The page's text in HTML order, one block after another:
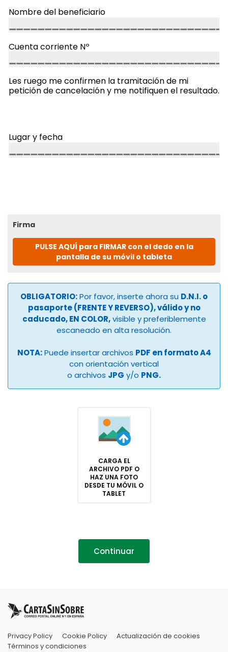
Nombre del beneficiario
Cuenta corriente Nº
Les ruego me confirmen la tramitación de mi
petición de cancelación y me notifiquen el resultado.
Lugar y fecha
Firma
PULSE AQUÍ para FIRMAR con el dedo en la
pantalla de su móvil o tableta
OBLIGATORIO:Por favor, inserte ahora su D.N.I. o
pasaporte (FRENTE Y REVERSO), válido y no
caducado, EN COLOR,visible y preferiblemente
escaneado en alta resolución.
NOTA:Puede insertar archivos PDF en formato A4
con orientación vertical
o archivos JPG y/o PNG.
CARGA EL
ARCHIVO PDF O
HAZ UNA FOTO
DESDE TU MÓVIL O
TABLET
Continuar
Privacy Policy Cookie Policy
Actualización de cookies
Términos y condiciones